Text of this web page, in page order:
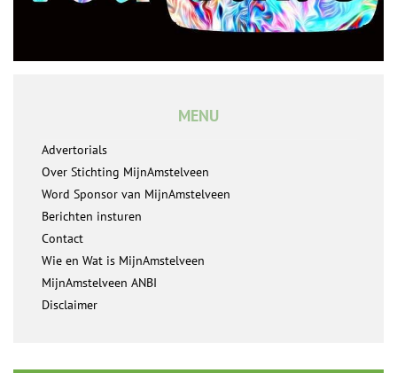
MENU
Advertorials
Over Stichting MijnAmstelveen
Word Sponsor van MijnAmstelveen
Berichten insturen
Contact
Wie en Wat is MijnAmstelveen
MijnAmstelveen ANBI
Disclaimer